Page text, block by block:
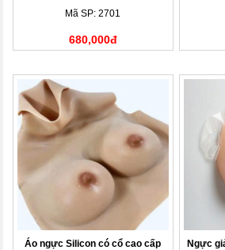
Mã SP: 2701
680,000đ
Áo ngực Silicon có cổ cao cấp
Ngực